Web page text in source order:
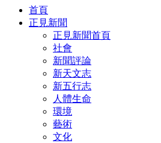
首頁
正見新聞
正見新聞首頁
社會
新聞評論
新天文志
新五行志
人體生命
環境
藝術
文化